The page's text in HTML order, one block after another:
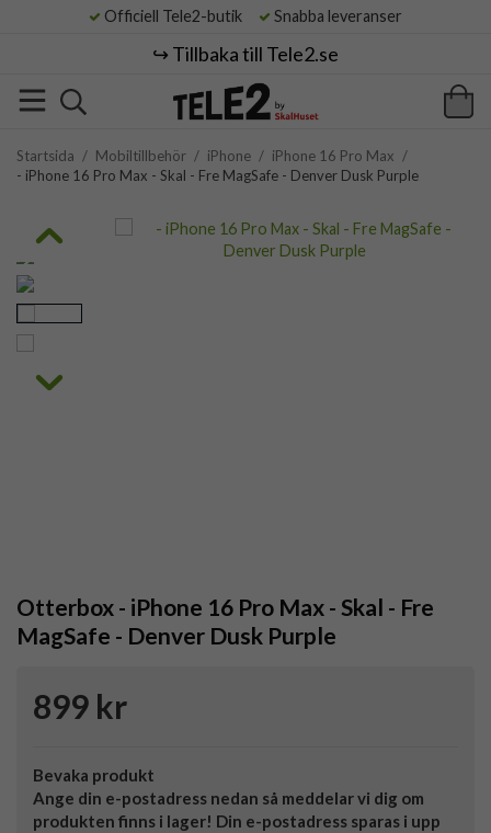
Officiell Tele2-butik Snabba leveranser
↪️ Tillbaka till Tele2.se
Startsida / Mobiltillbehör / iPhone / iPhone 16 Pro Max /
- iPhone 16 Pro Max - Skal - Fre MagSafe - Denver Dusk Purple
Otterbox - iPhone 16 Pro Max - Skal - Fre
MagSafe - Denver Dusk Purple
899 kr
Bevaka produkt
Ange din e-postadress nedan så meddelar vi dig om
produkten finns i lager! Din e-postadress sparas i upp